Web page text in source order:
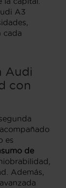
A3
cada
Audi
con
es
de
Además,